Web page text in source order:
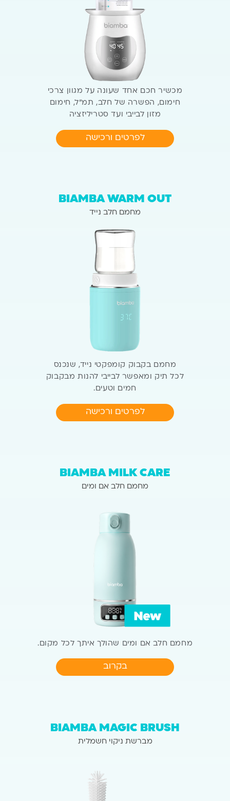
מכשיר חכם אחד שעונה על מגוון
צרכי
חימום, הפשרה של חלב, תמ״ל, חימום
מזון לבייבי ועד סטריליזציה
לפרטים ורכישה
BIAMBA WARM OUT
מחמם חלב נייד
מחמם בקבוק קומפקטי נייד,שנכנס
לכל תיק ומאפשר לבייבי להנות מבקבוק
חמים וטעים.
לפרטים ורכישה
BIAMBA MILK CARE
מחמם חלב אם ומים
מחמם חלב אם ומים שהולך איתך לכל מקום.
בקרוב
BIAMBA MAGIC BRUSH
מברשת ניקוי חשמלית